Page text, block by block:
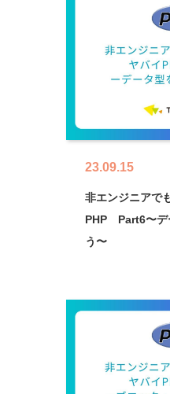
23.09.15
非エンジニアで
PHP Part6〜デ
う〜